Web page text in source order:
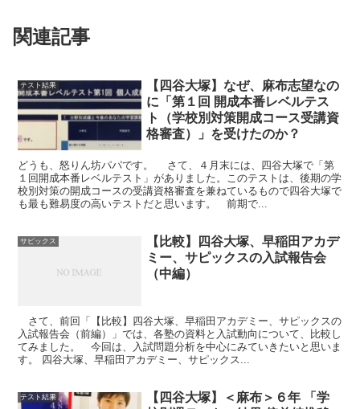
関連記事
テスト結果
【四谷大塚】なぜ、麻布志望なの
に「第１回 開成本番レベルテス
ト（学校別対策開成コース受講資
格審査）」を受けたのか？
どうも、怒りん坊パパです。 さて、４月末には、四谷大塚で「第
１回開成本番レベルテスト」がありました。このテストは、後期の学
校別対策の開成コースの受講資格審査を兼ねているもので四谷大塚で
も最も難易度の高いテストだと思います。 前期で...
サピックス
【比較】四谷大塚、早稲田アカデ
ミー、サピックスの入試報告会
（中編）
さて、前回「【比較】四谷大塚、早稲田アカデミー、サピックスの
入試報告会（前編）」では、各塾の資料と入試動向について、比較し
てみました。 今回は、入試問題分析を中心にみていきたいと思いま
す。 四谷大塚、早稲田アカデミー、サピックス...
テスト結果
【四谷大塚】＜麻布＞６年 「学